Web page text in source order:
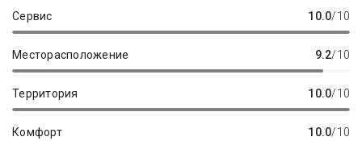
Сервис 10.0/10
Месторасположение 9.2/10
Территория 10.0/10
Комфорт 10.0/10